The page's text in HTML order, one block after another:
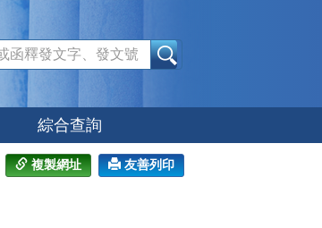
綜合查詢
複製網址 友善列印